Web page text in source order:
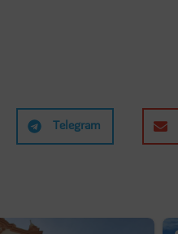
Telegram